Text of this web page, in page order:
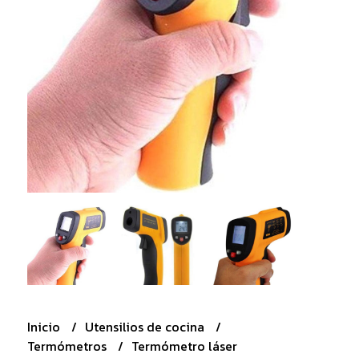
Inicio
Utensilios de cocina
Termómetros
Termómetro láser